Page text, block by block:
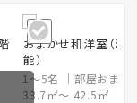
おまかせ和洋室（当
能）
1～5名
部屋おまか
33.7㎡～ 42.5㎡